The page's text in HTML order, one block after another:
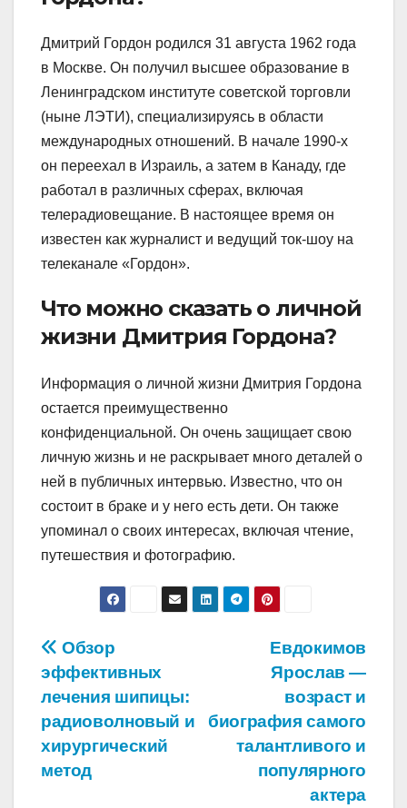
Дмитрий Гордон родился 31 августа 1962 года
в Москве. Он получил высшее образование в
Ленинградском институте советской торговли
(ныне ЛЭТИ), специализируясь в области
международных отношений. В начале 1990-х
он переехал в Израиль, а затем в Канаду, где
работал в различных сферах, включая
телерадиовещание. В настоящее время он
известен как журналист и ведущий ток-шоу на
телеканале «Гордон».
Что можно сказать о личной
жизни Дмитрия Гордона?
Информация о личной жизни Дмитрия Гордона
остается преимущественно
конфиденциальной. Он очень защищает свою
личную жизнь и не раскрывает много деталей о
ней в публичных интервью. Известно, что он
состоит в браке и у него есть дети. Он также
упоминал о своих интересах, включая чтение,
путешествия и фотографию.
Навигация
по
записям
Евдокимов
Ярослав —
возраст и
биография самого
талантливого и
популярного
актера
Обзор
эффективных
лечения шипицы:
радиоволновый и
хирургический
метод